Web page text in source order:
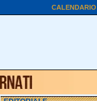
CALENDARIO